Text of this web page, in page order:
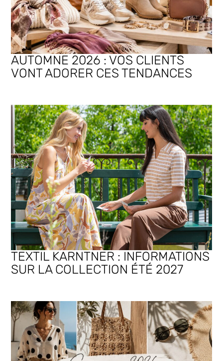
AUTOMNE 2026 : VOS CLIENTS
VONT ADORER CES TENDANCES
TEXTIL KARNTNER : INFORMATIONS
SUR LA COLLECTION ÉTÉ 2027